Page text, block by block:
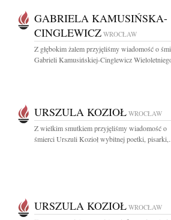
GABRIELA KAMUSIŃSKA-
CINGLEWICZ WROCŁAW
Z głębokim żalem przyjęliśmy wiadomość o
Gabrieli Kamusińskiej-Cinglewicz
URSZULA KOZIOŁ WROCŁAW
Z wielkim smutkiem przyjęliśmy wiadomość o
śmierci Urszuli Kozioł wybitnej poetki,
URSZULA KOZIOŁ WROCŁAW